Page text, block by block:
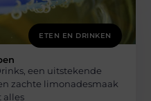
ETEN EN DRINKEN
een uitstekende
zachte limonadesmaak
alles